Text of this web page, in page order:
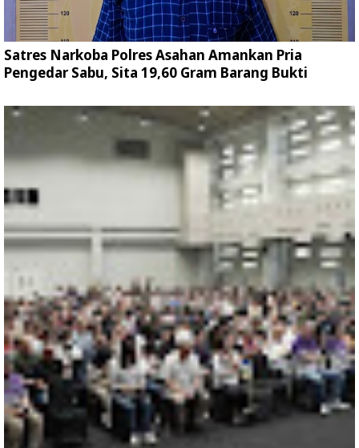
Satres Narkoba Polres Asahan Amankan Pria
Pengedar Sabu, Sita 19,60 Gram Barang Bukti